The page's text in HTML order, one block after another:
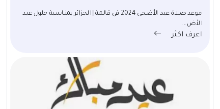
موعد صلاة عيد الأضحى 2024 في قالمة | الجزائر بمناسبة حلول عيد
الأض...
اعرف اكثر